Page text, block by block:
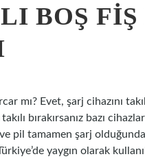
BOŞ
mı? Evet, şarj cihazını
bırakırsanız bazı
pil tamamen şarj
yaygın olarak